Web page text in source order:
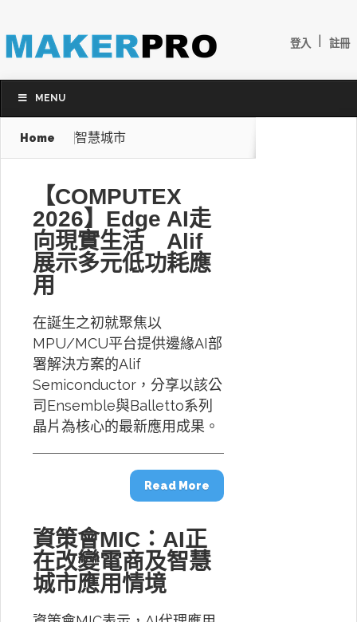
登入 註冊
MENU
Home 智慧城市
【COMPUTEX
2026】Edge AI走
向現實生活 Alif
展示多元低功耗應
用
在誕生之初就聚焦以
MPU/MCU平台提供邊緣AI部
署解決方案的Alif
Semiconductor，分享以該公
司Ensemble與Balletto系列
晶片為核心的最新應用成果。
Read More
資策會MIC：AI正
在改變電商及智慧
城市應用情境